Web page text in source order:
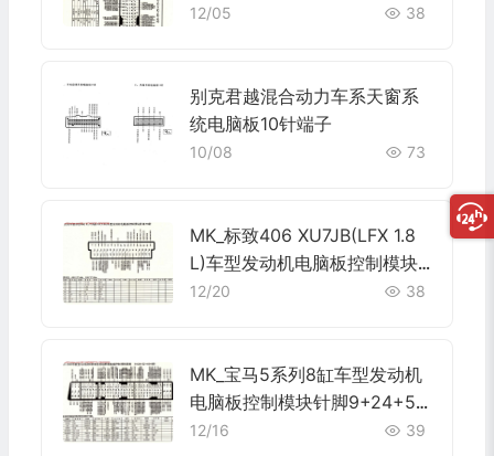
脚9+24+52+40+9针 端子图
12/05 38
别克君越混合动力车系天窗系
统电脑板10针端子
10/08 73
MK_标致406 XU7JB(LFX 1.8
L)车型发动机电脑板控制模块
针脚55针 端子图
12/20 38
MK_宝马5系列8缸车型发动机
电脑板控制模块针脚9+24+52
+40+9针1 端子图
12/16 39